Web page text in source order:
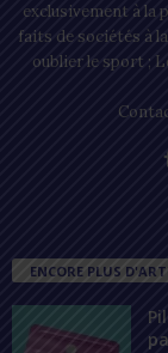
exclusivement à la
faits de sociétés à
oublier le sport ;
ENCORE PLUS